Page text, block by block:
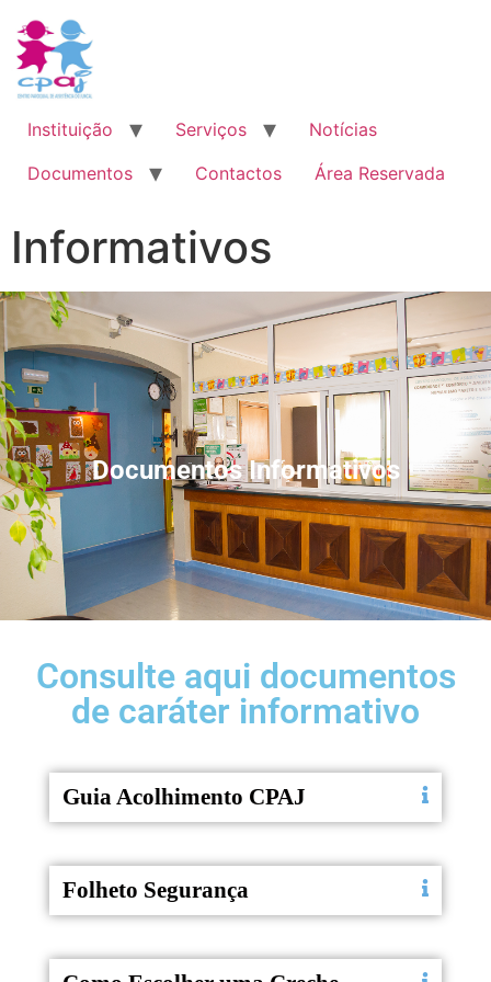
Instituição Serviços
Notícias
Documentos
Contactos Área Reservada
Informativos
Documentos Informativos
Consulte aqui documentos
de caráter informativo
Guia Acolhimento CPAJ
Folheto Segurança